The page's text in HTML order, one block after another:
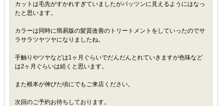
カットは毛先がすかれすぎていましたがパッツンに見えるようにはなっ
たと思います。
カラーは同時に簡易版の髪質改善のトリートメントをしていったのでサ
ラサラツヤツヤになりましたね。
手触りやツヤなどは1ヶ月ぐらいでだんだんとれていきますが色味など
は2ヶ月ぐらいは続くと思います。
また根本が伸びた頃にでもご来店ください。
次回のご予約お待ちしております。